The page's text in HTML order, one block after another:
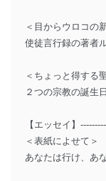
＜目からウロコの
使徒言行録の著
＜ちょっと得する
２つの宗教の誕
【エッセイ】
＜表紙によせて＞
あなたは行け、